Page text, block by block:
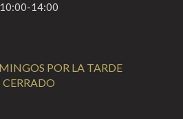
10:00-14:00
POR LA TARDE
CERRADO